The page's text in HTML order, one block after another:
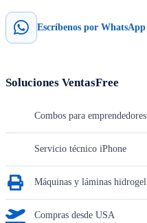
Escríbenos por WhatsApp
Soluciones VentasFree
Combos para emprendedores
Servicio técnico iPhone
Máquinas y láminas hidrogel
Compras desde USA